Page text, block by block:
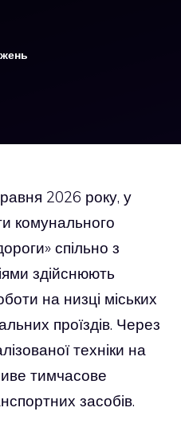
2026 року, у
комунального
спільно з
здійснюють
на низці міських
проїздів. Через
техніки на
тимчасове
засобів.